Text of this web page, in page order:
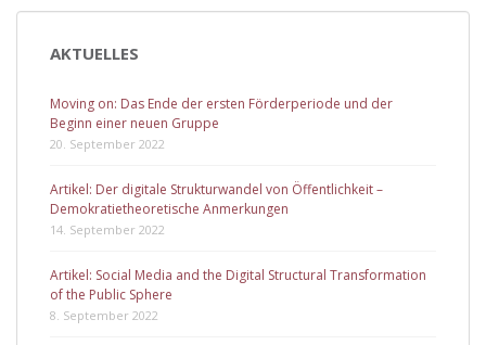
AKTUELLES
Moving on: Das Ende der ersten Förderperiode und der
Beginn einer neuen Gruppe
20. September 2022
Artikel: Der digitale Strukturwandel von Öffentlichkeit –
Demokratietheoretische Anmerkungen
14. September 2022
Artikel: Social Media and the Digital Structural Transformation
of the Public Sphere
8. September 2022